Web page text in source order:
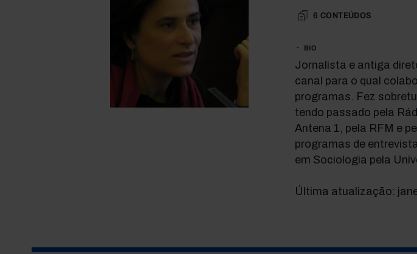
6 CONTEÚDOS
BIO
Jornalista e antiga
canal para o qual
programas. Fez
tendo passado pela
Antena 1, pela RFM e
programas de
em Sociologia pela
Última atualização: